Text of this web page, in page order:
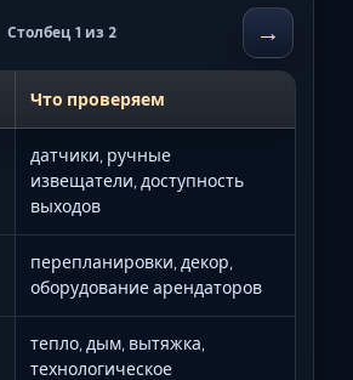
Столбец 1 из 2 →
Что проверяем
датчики, ручные
извещатели, доступность
выходов
перепланировки, декор,
оборудование арендаторов
тепло, дым, вытяжка,
технологическое